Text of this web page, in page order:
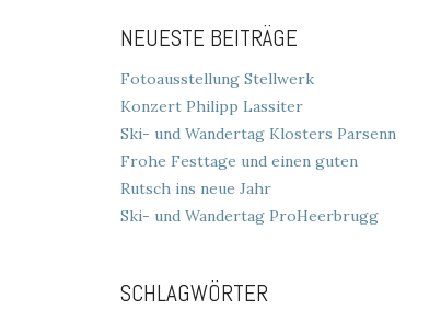
NEUESTE BEITRÄGE
Fotoausstellung Stellwerk
Konzert Philipp Lassiter
Ski- und Wandertag Klosters Parsenn
Frohe Festtage und einen guten
Rutsch ins neue Jahr
Ski- und Wandertag ProHeerbrugg
SCHLAGWÖRTER